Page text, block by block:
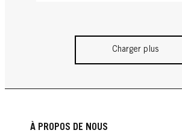
Charger plus
À PROPOS DE NOUS